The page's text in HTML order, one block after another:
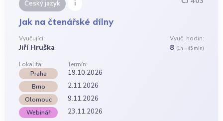
Český jazyk i
Jak na čtenářské dílny
Vyučující:
Jiří Hruška
Vyuč. hodin:
8 (1h = 45 min)
Lokalita:
Termín:
Praha
19.10.2026
Brno 2.11.2026
Olomouc 9.11.2026
Webinář 23.11.2026